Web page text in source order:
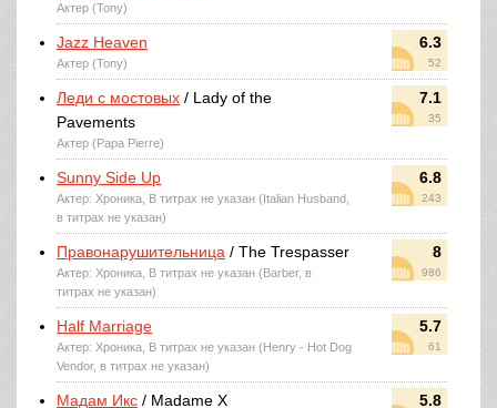
Актер (Tony)
6.3
52
Jazz Heaven
Актер (Tony)
7.1
35
Леди с мостовых / Lady of the
Pavements
Актер (Papa Pierre)
6.8
243
Sunny Side Up
Актер: Хроника, В титрах не указан (Italian Husband,
в титрах не указан)
8
986
Правонарушительница / The Trespasser
Актер: Хроника, В титрах не указан (Barber, в
титрах не указан)
5.7
61
Half Marriage
Актер: Хроника, В титрах не указан (Henry - Hot Dog
Vendor, в титрах не указан)
5.8
Мадам Икс / Madame X